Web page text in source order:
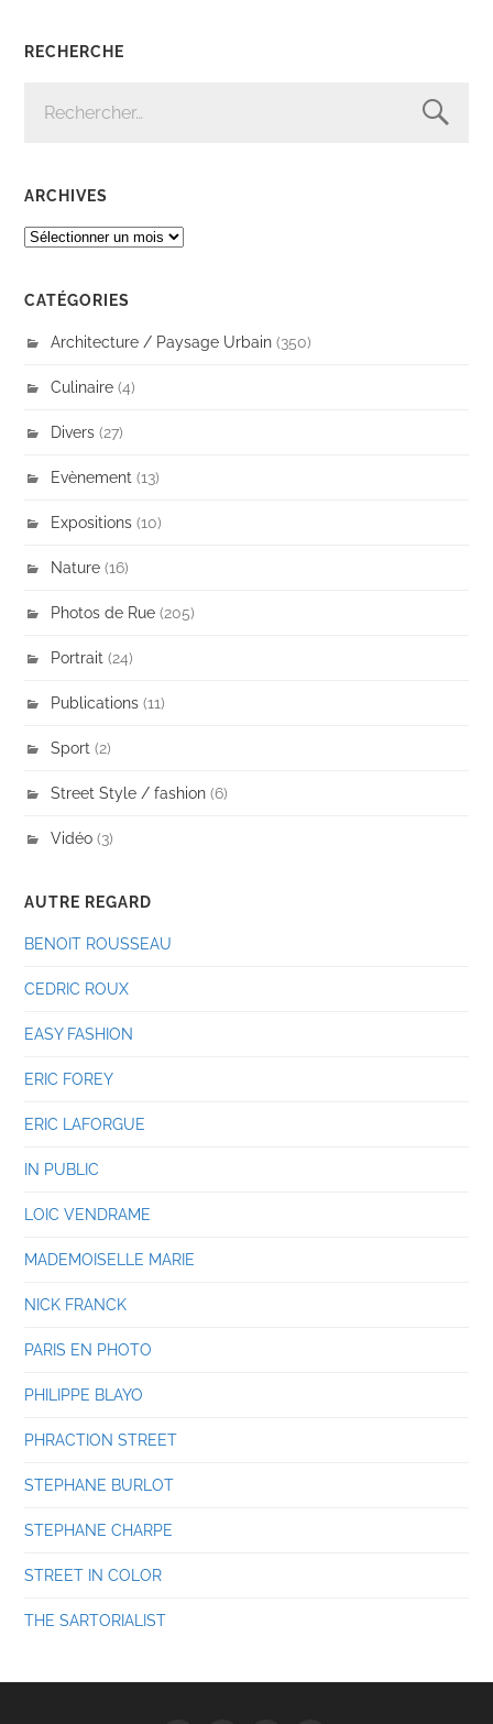
RECHERCHE
ARCHIVES
ARCHIVES
CATÉGORIES
Architecture / Paysage Urbain (350)
Culinaire (4)
Divers (27)
Evènement (13)
Expositions (10)
Nature (16)
Photos de Rue (205)
Portrait (24)
Publications (11)
Sport (2)
Street Style / fashion (6)
Vidéo (3)
AUTRE REGARD
BENOIT ROUSSEAU
CEDRIC ROUX
EASY FASHION
ERIC FOREY
ERIC LAFORGUE
IN PUBLIC
LOIC VENDRAME
MADEMOISELLE MARIE
NICK FRANCK
PARIS EN PHOTO
PHILIPPE BLAYO
PHRACTION STREET
STEPHANE BURLOT
STEPHANE CHARPE
STREET IN COLOR
THE SARTORIALIST